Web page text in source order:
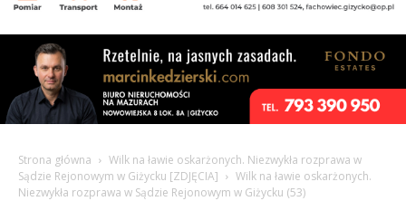
Strona główna
Wilk na ławie oskarżonych. Niezwykła rozprawa w
Sądzie Rejonowym w Giżycku [ZDJĘCIA]
Wilk na ławie oskarżonych.
Niezwykła rozprawa w Sądzie Rejonowym w Giżycku (53)